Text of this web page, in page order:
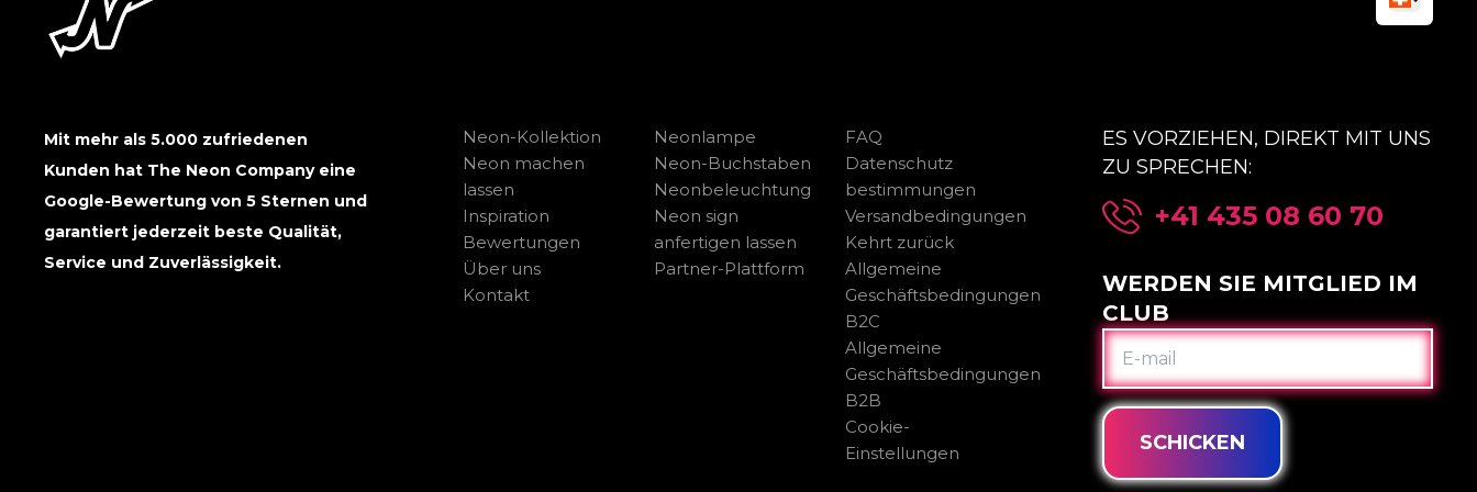
Mit mehr als 5.000 zufriedenen
Kunden hat The Neon Company eine
Google-Bewertung von 5 Sternen und
garantiert jederzeit beste Qualität,
Service und Zuverlässigkeit.
Neon-Kollektion
Neon machen
lassen
Inspiration
Bewertungen
Über uns
Kontakt
Neonlampe
Neon-Buchstaben
Neonbeleuchtung
Neon sign
anfertigen lassen
Partner-Plattform
FAQ
Datenschutz
bestimmungen
Versandbedingungen
Kehrt zurück
Allgemeine
Geschäftsbedingungen
B2C
Allgemeine
Geschäftsbedingungen
B2B
Cookie-
Einstellungen
ES VORZIEHEN, DIREKT MIT UNS
ZU SPRECHEN:
+41 435 08 60 70
WERDEN SIE MITGLIED IM
CLUB
E-
MAIL
SCHICKEN